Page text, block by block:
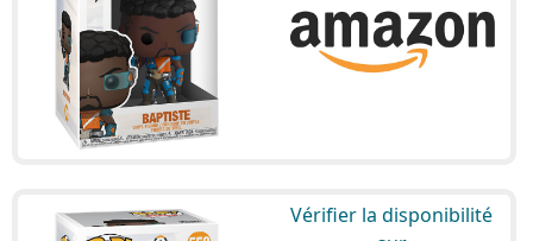
Vérifier la disponibilité